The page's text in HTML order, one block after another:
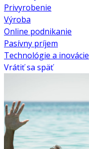
Privyrobenie
Výroba
Online podnikanie
Pasívny príjem
Technológie a inovácie
Vrátiť sa späť